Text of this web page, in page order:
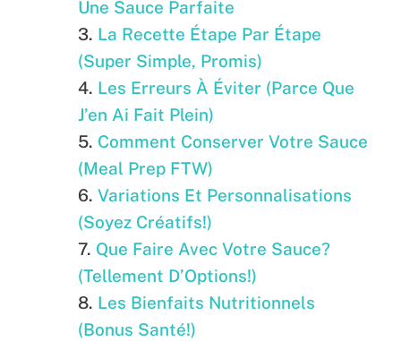
Une Sauce Parfaite
La Recette Étape Par Étape
(Super Simple, Promis)
Les Erreurs À Éviter (Parce Que
J’en Ai Fait Plein)
Comment Conserver Votre Sauce
(Meal Prep FTW)
Variations Et Personnalisations
(Soyez Créatifs!)
Que Faire Avec Votre Sauce?
(Tellement D’Options!)
Les Bienfaits Nutritionnels
(Bonus Santé!)